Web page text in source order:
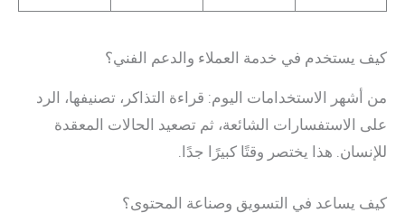
كيف يستخدم في خدمة العملاء والدعم الفني؟
من أشهر الاستخدامات اليوم: قراءة التذاكر، تصنيفها، الرد
على الاستفسارات الشائعة، ثم تصعيد الحالات المعقدة
للإنسان. هذا يختصر وقتًا كبيرًا جدًا.
كيف يساعد في التسويق وصناعة المحتوى؟